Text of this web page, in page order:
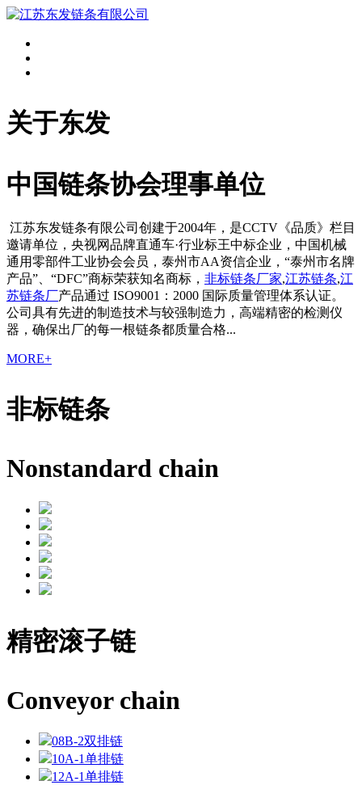
关于东发
中国链条协会理事单位
江苏东发链条有限公司创建于2004年，是CCTV《品质》栏目
邀请单位，央视网品牌直通车·行业标王中标企业，中国机械
通用零部件工业协会会员，泰州市AA资信企业，“泰州市名牌
产品”、“DFC”商标荣获知名商标， 非标链条厂家,江苏链条,江
苏链条厂产品通过 ISO9001：2000 国际质量管理体系认证。
公司具有先进的制造技术与较强制造力，高端精密的检测仪
器，确保出厂的每一根链条都质量合格...
MORE+
非标链条
Nonstandard chain
精密滚子链
Conveyor chain
08B-2双排链
10A-1单排链
12A-1单排链